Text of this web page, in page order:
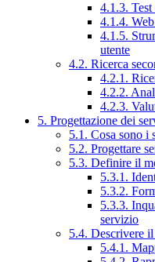
4.1.3.
4.1.4.
4.1.5.
utente
4.2. Ricerca
4.2.1.
4.2.2.
4.2.3.
5. Progettazione dei
5.1. Cosa sono i
5.2. Progettare
5.3. Definire il
5.3.1.
5.3.2.
5.3.3.
servizio
5.4. Descrivere
5.4.1.